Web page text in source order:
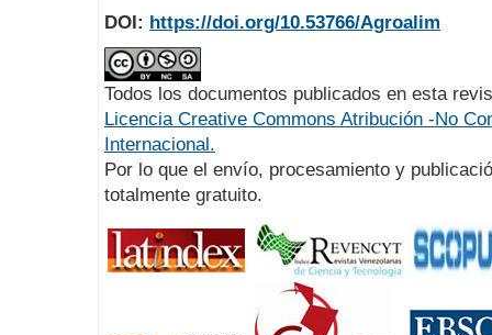
DOI: https://doi.org/10.53766/Agroalim
Todos los documentos publicados en esta
Licencia Creative Commons Atribución -No
Internacional.
Por lo que el envío, procesamiento y
totalmente gratuito.